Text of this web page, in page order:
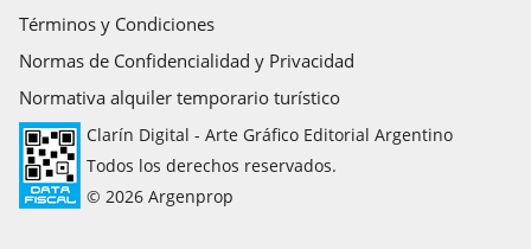
Términos y Condiciones
Normas de Confidencialidad y Privacidad
Normativa alquiler temporario turístico
Clarín Digital - Arte Gráfico Editorial Argentino
Todos los derechos reservados.
© 2026 Argenprop